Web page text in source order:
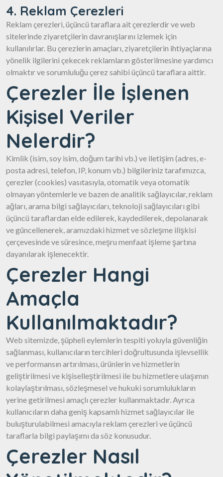
4. Reklam Çerezleri
Reklam çerezleri, üçüncü taraflara ait çerezlerdir ve web
sitelerinde ziyaretçilerin davranışlarını izlemek için
kullanılırlar. Bu çerezlerin amaçları, ziyaretçilerin ihtiyaçlarına
yönelik ilgilerini çekecek reklamların gösterilmesine yardımcı
olmaktır ve sorumluluğu çerez sahibi üçüncü taraflara aittir.
Çerezler İle İşlenen
Kişisel Veriler
Nelerdir?
Kimlik (isim, soy isim, doğum tarihi vb.) ve iletişim (adres, e-
posta adresi, telefon, IP, konum vb.) bilgileriniz tarafımızca,
çerezler (cookies) vasıtasıyla, otomatik veya otomatik
olmayan yöntemlerle ve bazen de analitik sağlayıcılar, reklam
ağları, arama bilgi sağlayıcıları, teknoloji sağlayıcıları gibi
üçüncü taraflardan elde edilerek, kaydedilerek, depolanarak
ve güncellenerek, aramızdaki hizmet ve sözleşme ilişkisi
çerçevesinde ve süresince, meşru menfaat işleme şartına
dayanılarak işlenecektir.
Çerezler Hangi
Amaçla
Kullanılmaktadır?
Web sitemizde, şüpheli eylemlerin tespiti yoluyla güvenliğin
sağlanması, kullanıcıların tercihleri doğrultusunda işlevsellik
ve performansın artırılması, ürünlerin ve hizmetlerin
geliştirilmesi ve kişiselleştirilmesi ile bu hizmetlere ulaşımın
kolaylaştırılması, sözleşmesel ve hukuki sorumlulukların
yerine getirilmesi amaçlı çerezler kullanmaktadır. Ayrıca
kullanıcıların daha geniş kapsamlı hizmet sağlayıcılar ile
buluşturulabilmesi amacıyla reklam çerezleri ve üçüncü
taraflarla bilgi paylaşımı da söz konusudur.
Çerezler Nasıl